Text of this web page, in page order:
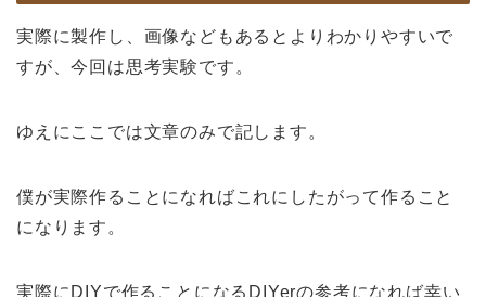
実際に製作し、画像などもあるとよりわかりやすいで
すが、今回は思考実験です。
ゆえにここでは文章のみで記します。
僕が実際作ることになればこれにしたがって作ること
になります。
実際にDIYで作ることになるDIYerの参考になれば幸い